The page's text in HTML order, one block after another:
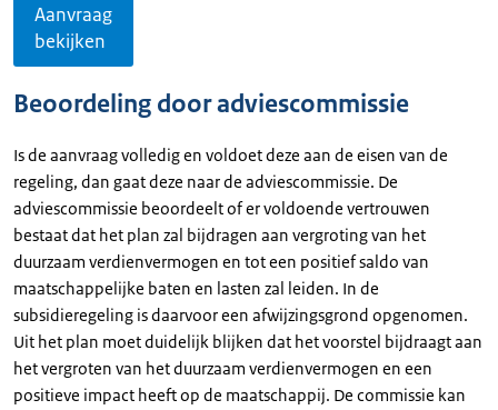
Aanvraag
bekijken
Beoordeling door adviescommissie
Is de aanvraag volledig en voldoet deze aan de eisen van de
regeling, dan gaat deze naar de adviescommissie. De
adviescommissie beoordeelt of er voldoende vertrouwen
bestaat dat het plan zal bijdragen aan vergroting van het
duurzaam verdienvermogen en tot een positief saldo van
maatschappelijke baten en lasten zal leiden. In de
subsidieregeling is daarvoor een afwijzingsgrond opgenomen.
Uit het plan moet duidelijk blijken dat het voorstel bijdraagt aan
het vergroten van het duurzaam verdienvermogen en een
positieve impact heeft op de maatschappij. De commissie kan